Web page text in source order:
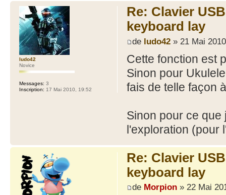
Re: Clavier
keyboard lay
de ludo42» 21 Mai
Cette fonction est
Sinon pour
fais de telle façon
Sinon pour ce
l'exploration (pour
ludo42
Novice
Messages: 3
Inscription: 17 Mai 2010, 19:52
Re: Clavier
keyboard lay
de Morpion» 22 Mai